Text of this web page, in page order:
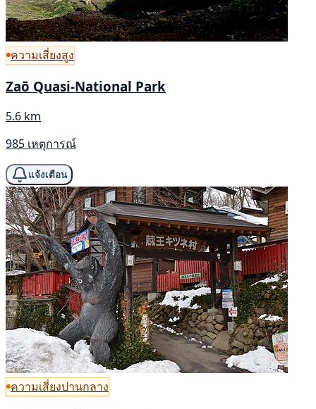
ความเสี่ยงสูง
Zaō Quasi-National Park
5.6 km
985 เหตุการณ์
แจ้งเตือน
ความเสี่ยงปานกลาง